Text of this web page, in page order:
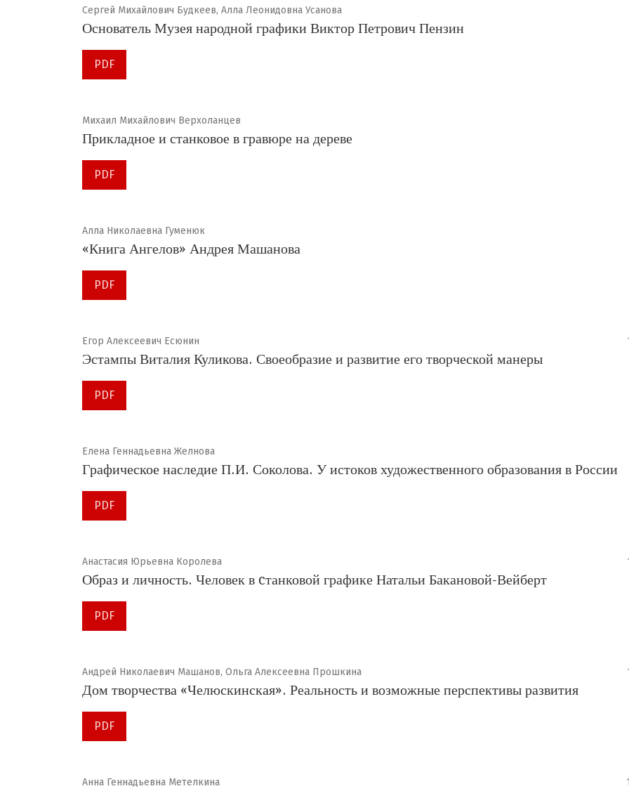
Сергей Михайлович Будкеев, Алла Леонидовна Усанова
Основатель Музея народной графики Виктор Петрович Пензин
PDF
Михаил Михайлович Верхоланцев
Прикладное и станковое в гравюре на дереве
PDF
Алла Николаевна Гуменюк
«Книга Ангелов» Андрея Машанова
PDF
Егор Алексеевич Есюнин
Эстампы Виталия Куликова. Своеобразие и развитие его творческой манеры
PDF
Елена Геннадьевна Желнова
Графическое наследие П.И. Соколова. У истоков художественного образования в России
PDF
Анастасия Юрьевна Королева
Образ и личность. Человек в cтанковой графике Натальи Бакановой-Вейберт
PDF
Андрей Николаевич Машанов, Ольга Алексеевна Прошкина
Дом творчества «Челюскинская». Реальность и возможные перспективы развития
PDF
Анна Геннадьевна Метелкина